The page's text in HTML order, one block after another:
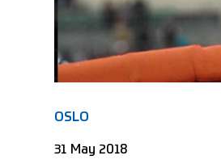
OSLO
31 May 2018